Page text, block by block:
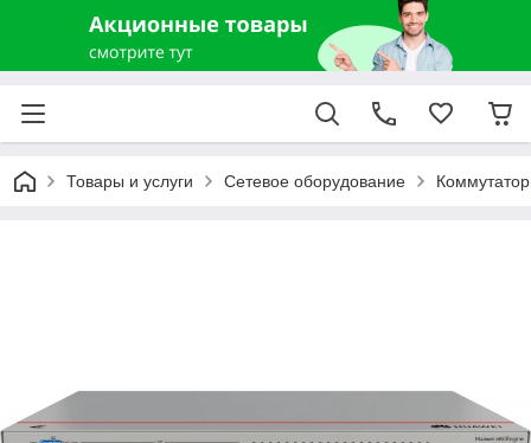
Товары и услуги Сетевое оборудование